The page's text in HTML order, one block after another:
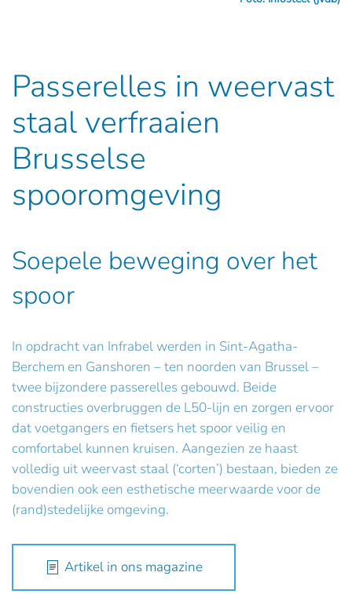
Passerelles in weervast
staal verfraaien
Brusselse
spooromgeving
Soepele beweging over het
spoor
In opdracht van Infrabel werden in Sint-Agatha-
Berchem en Ganshoren – ten noorden van Brussel –
twee bijzondere passerelles gebouwd. Beide
constructies overbruggen de L50-lijn en zorgen ervoor
dat voetgangers en fietsers het spoor veilig en
comfortabel kunnen kruisen. Aangezien ze haast
volledig uit weervast staal (‘corten’) bestaan, bieden ze
bovendien ook een esthetische meerwaarde voor de
(rand)stedelijke omgeving.
Artikel in ons magazine